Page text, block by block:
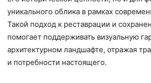
уникального облика в рамках
Такой подход к реставрации и
помогает поддерживать визуальную
архитектурном ландшафте, отражая
и потребности настоящего.